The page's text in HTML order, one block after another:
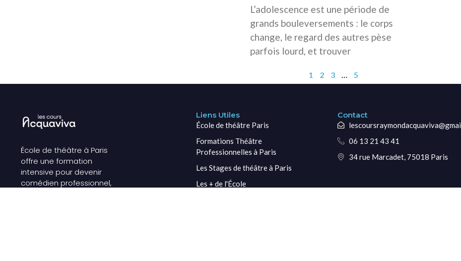
L’adolescence est une période de
grands bouleversements : le corps
change, le regard des autres pèse
parfois lourd, et trouver
1 2 3 … 5
École de théâtre à Paris
offre une formation
intensive pour devenir
comédien professionnel,
Liens Utiles
École de théâtre Paris
Formations Théâtre
Professionnelles à Paris
Les Stages de théâtre à Paris
Les + de l'École
Contact
06 13 21 43 41
34 rue Marcadet, 75018 Paris